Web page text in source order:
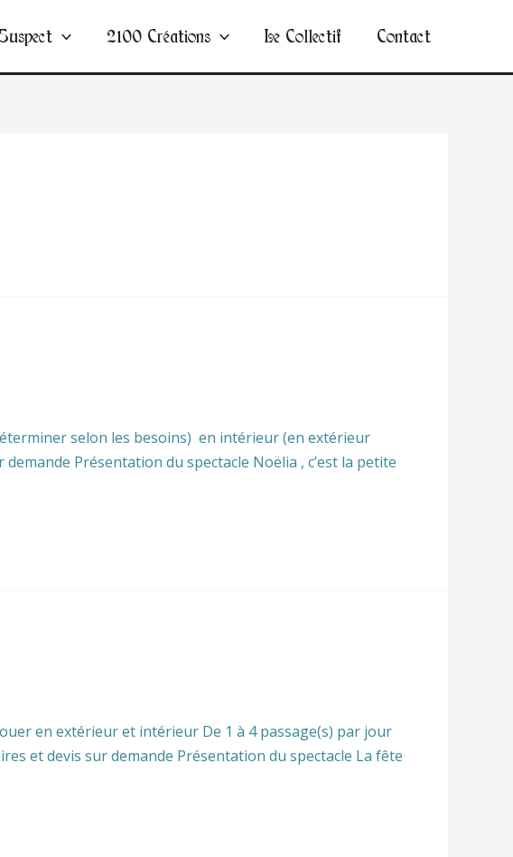
2100 Créations Le Collectif Contact
selon les besoins) en intérieur (en extérieur
Présentation du spectacle Noëlia , c’est la petite
en extérieur et intérieur De 1 à 4 passage(s) par jour
et devis sur demande Présentation du spectacle La fête